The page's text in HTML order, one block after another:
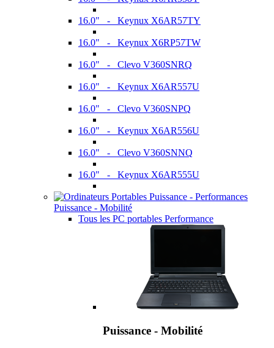
16.0" - Keynux X6AR57TY
16.0" - Keynux X6RP57TW
16.0" - Clevo V360SNRQ
16.0" - Keynux X6AR557U
16.0" - Clevo V360SNPQ
16.0" - Keynux X6AR556U
16.0" - Clevo V360SNNQ
16.0" - Keynux X6AR555U
Puissance - Mobilité
Tous les PC portables Performance
Puissance - Mobilité